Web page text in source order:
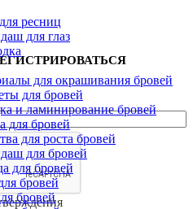
ресниц
для глаз
для окрашивания бровей
для бровей
и ламинирование бровей
для бровей
для роста бровей
для бровей
для бровей
бровей
бровей